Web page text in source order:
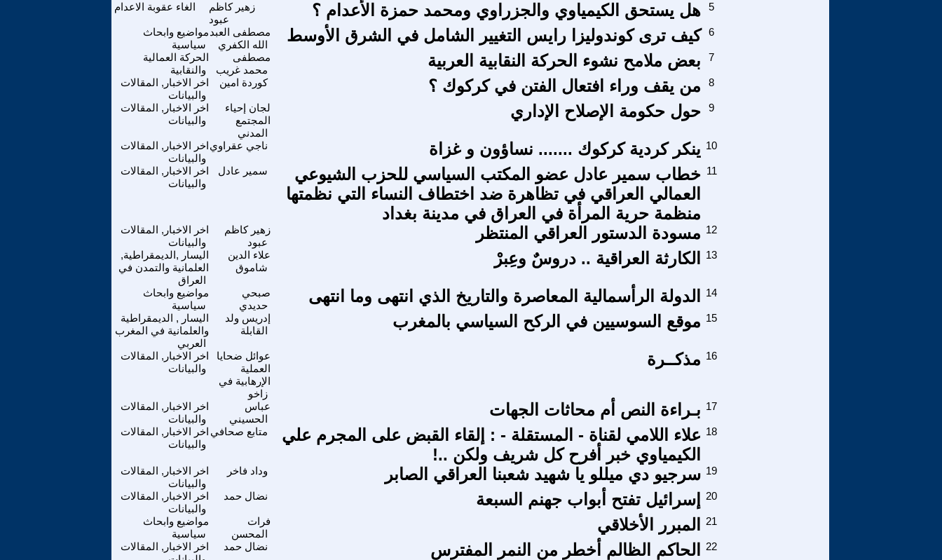
الغاء عقوبة الاعدام
زهير كاظم
عبود
هل يستحق الكيمياوي والجزراوي ومحمد حمزة الأعدام ؟ 5
مواضيع وابحاث
سياسية
مصطفى العبد
الله الكفري
كيف ترى كوندوليزا رايس التغيير الشامل في الشرق الأوسط 6
الحركة العمالية
والنقابية
مصطفى
محمد غريب
بعض ملامح نشوء الحركة النقابية العربية 7
اخر الاخبار, المقالات
والبيانات
كوردة امين من يقف وراء افتعال الفتن في كركوك ؟ 8
اخر الاخبار, المقالات
والبيانات
لجان إحياء
المجتمع
المدني
حول حكومة الإصلاح الإداري 9
اخر الاخبار, المقالات
والبيانات
ناجي عقراوي ينكر كردية كركوك ....... نساؤون و غزاة 10
اخر الاخبار, المقالات
والبيانات
سمير عادل
خطاب سمير عادل عضو المكتب السياسي للحزب الشيوعي
العمالي العراقي في تظاهرة ضد اختطاف النساء التي نظمتها
منظمة حرية المرأة في العراق في مدينة بغداد
11
اخر الاخبار, المقالات
والبيانات
زهير كاظم
عبود
مسودة الدستور العراقي المنتظر 12
اليسار ,الديمقراطية,
العلمانية والتمدن في
العراق
علاء الدين
شاموق
الكارثة العراقية .. دروسٌ وعِبرْ 13
مواضيع وابحاث
سياسية
صبحي
حديدي
الدولة الرأسمالية المعاصرة والتاريخ الذي انتهى وما انتهى 14
اليسار , الديمقراطية
والعلمانية في المغرب
العربي
إدريس ولد
القابلة
موقع السوسيين في الركح السياسي بالمغرب 15
اخر الاخبار, المقالات
والبيانات
عوائل ضحايا
العملية
الإرهابية في
زاخو
مذكــرة 16
اخر الاخبار, المقالات
والبيانات
عباس
الحسيني
بـراءة النص أم محاثات الجهات 17
اخر الاخبار, المقالات
والبيانات
متابع صحافي
علاء اللامي لقناة - المستقلة - : إلقاء القبض على المجرم علي
الكيمياوي خبر أفرح كل شريف ولكن ..!
18
اخر الاخبار, المقالات
والبيانات
وداد فاخر سرجيو دي ميللو يا شهيد شعبنا العراقي الصابر 19
اخر الاخبار, المقالات
والبيانات
نضال حمد إسرائيل تفتح أبواب جهنم السبعة 20
مواضيع وابحاث
سياسية
فرات
المحسن
المبرر الأخلاقي 21
اخر الاخبار, المقالات
نضال حمد الحاكم الظالم أخطر من النمر المفترس 22